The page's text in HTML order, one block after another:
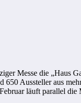
Messe die „Haus
650 Aussteller aus
läuft parallel